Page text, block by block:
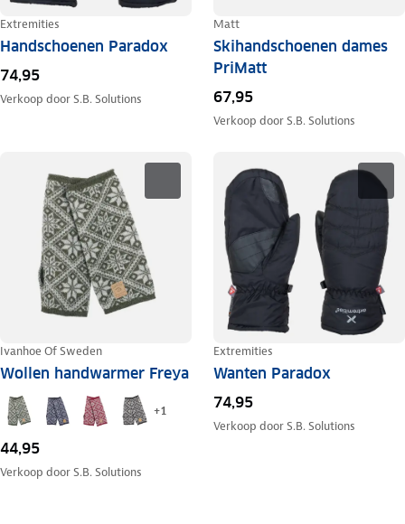
Extremities
Handschoenen Paradox
74,95
Verkoop doorS.B. Solutions
Matt
Skihandschoenen dames
PriMatt
67,95
Verkoop doorS.B. Solutions
Ivanhoe Of Sweden
Wollen handwarmer Freya
+1
44,95
Verkoop doorS.B. Solutions
Extremities
Wanten Paradox
74,95
Verkoop doorS.B. Solutions